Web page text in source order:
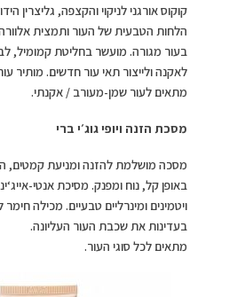
קוקוס אורגני לניקוי והקצפה, גליצרין
הלחות הטבעית של העור ותמצית אלוורה
בעור מגורה. מועשר בחליטת קמומיל,
לאקנה ולייצור תאי עור חדשים. מותיר
מתאים לעור שמן-מעורב / אקנתי.
מסכת הזנה ויופי גוג׳י ברי
מסכה מושלמת להזנה ומניעת קמטים,
באופן קל, נוח ומפנק. מסיכת אנטי-
ויטמינים ומינרליים טבעיים. מכילה
בעדינות את שכבת העור העליונה.
מתאים לכל סוגי העור.